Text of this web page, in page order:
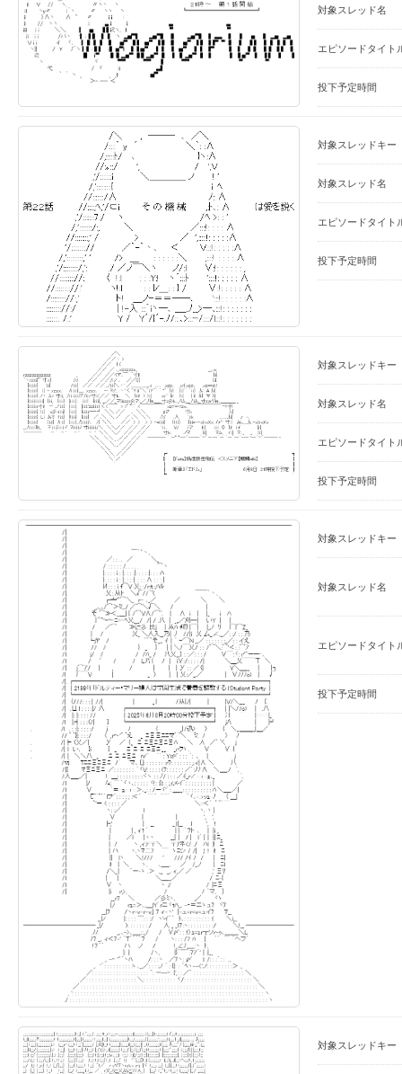
対象スレッド名
エピソードタイト
投下予定時間
対象スレッドキー
対象スレッド名
エピソードタイト
投下予定時間
対象スレッドキー
対象スレッド名
エピソードタイト
投下予定時間
対象スレッドキー
対象スレッド名
エピソードタイト
投下予定時間
対象スレッドキー